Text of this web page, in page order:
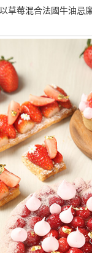
草莓混合法國牛油忌